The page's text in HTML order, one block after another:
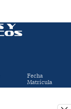
Fecha
Matrícula